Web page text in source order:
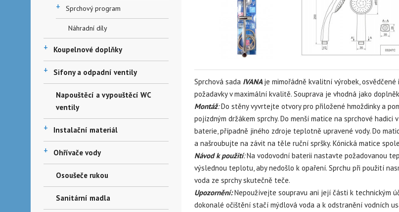
+ Sprchový program
Náhradní díly
+ Koupelnové doplňky
+ Sifony a odpadní ventily
Napouštěcí a vypouštěcí WC
ventily
+ Instalační materiál
+ Ohřívače vody
Osoušeče rukou
Sanitární madla
Sprchová sada IVANA je mimořádně kvalitní výrobek,
požadavky v maximální kvalitě. Souprava je vhodná jako
Montáž: Do stěny vyvrtejte otvory pro přiložené hmoždinky a
pojízdným držákem sprchy. Do menší matice na sprchové
baterie, případně jiného zdroje teplotně upravené vody. Do
a našroubujte na závit na těle ruční spršky. Kónická matice
Návod k použití: Na vodovodní baterii nastavte požadovanou
výslednou teplotu, aby nedošlo k opaření. Sprchu při použití
voda ze sprchy skutečně teče.
Upozornění: Nepoužívejte soupravu ani její části k technickým
dokonalé očištění stačí mýdlová voda a k odstranění vodních